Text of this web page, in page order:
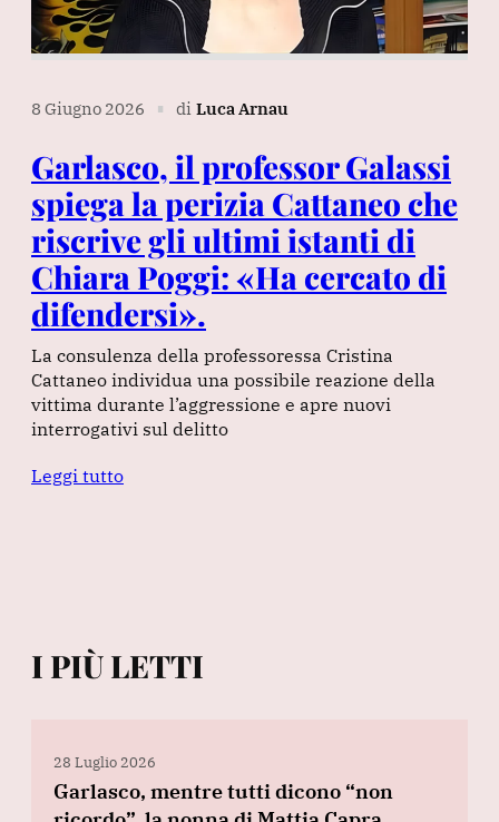
8 Giugno 2026 ∎ di Luca Arnau
Garlasco, il professor Galassi
spiega la perizia Cattaneo che
riscrive gli ultimi istanti di
Chiara Poggi: «Ha cercato di
difendersi».
La consulenza della professoressa Cristina
Cattaneo individua una possibile reazione della
vittima durante l’aggressione e apre nuovi
interrogativi sul delitto
Leggi tutto
I PIÙ LETTI
28 Luglio 2026
Garlasco, mentre tutti dicono “non